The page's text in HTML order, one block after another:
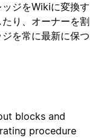
ジをWikiに変換す
り、オーナーを割
を常に最新に保つ
blocks and
procedure